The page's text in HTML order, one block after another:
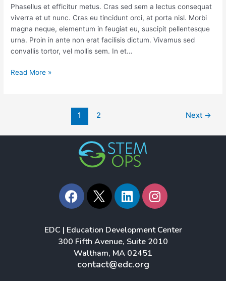
Phasellus et efficitur metus. Cras sed sem a lectus consequat
viverra et ut nunc. Cras eu tincidunt orci, at porta nisl. Morbi
magna neque, elementum in feugiat eu, suscipit pellentesque
urna. Proin in ante non erat facilisis dictum. Vivamus sed
convallis tortor, vel mollis sem. In et…
Read More »
1 2 Next →
F
a
c
b
o
o
L
i
n
e
d
i
n
I
n
s
a
g
EDC | Education Development Center
300 Fifth Avenue, Suite 2010
Waltham, MA 02451
contact@edc.org